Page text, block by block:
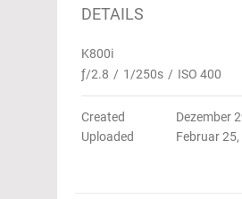
DETAILS
K800i
ƒ/2.8 / 1/250s / ISO 400
Created
Dezember
Uploaded
Februar